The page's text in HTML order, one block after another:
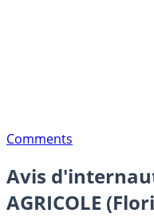
Comments
Avis
AGRICOLE